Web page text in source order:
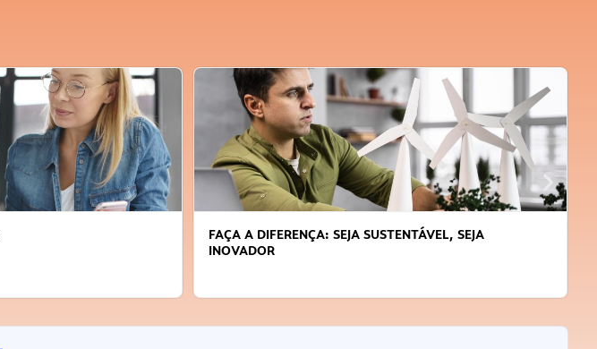
FAÇA A DIFERENÇA: SEJA SUSTENTÁVEL, SEJA
INOVADOR